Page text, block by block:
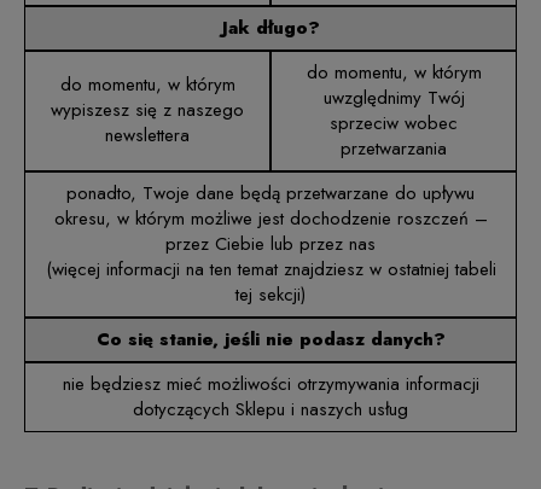
Jak długo?
do momentu, w którym
wypiszesz się z naszego
newslettera
do momentu, w którym
uwzględnimy Twój
sprzeciw wobec
przetwarzania
ponadto, Twoje dane będą przetwarzane do upływu
okresu, w którym możliwe jest dochodzenie roszczeń –
przez Ciebie lub przez nas
(więcej informacji na ten temat znajdziesz w ostatniej tabeli
tej sekcji)
Co się stanie, jeśli nie podasz danych?
nie będziesz mieć możliwości otrzymywania informacji
dotyczących Sklepu i naszych usług